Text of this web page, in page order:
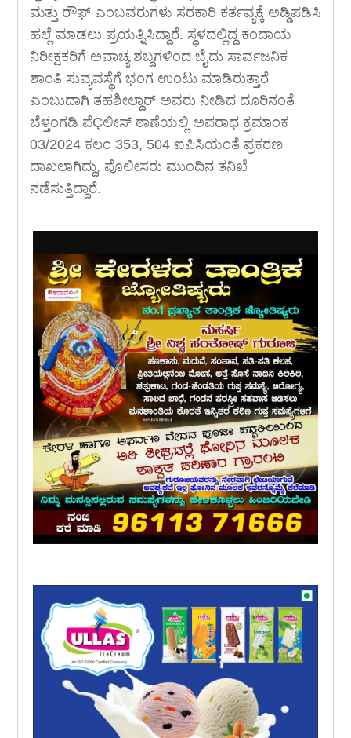
ಮತ್ತು ರೌಫ್ ಎಂಬವರುಗಳು ಸರಕಾರಿ ಕರ್ತವ್ಯಕ್ಕೆ ಅಡ್ಡಿಪಡಿಸಿ
ಹಲ್ಲೆ ಮಾಡಲು ಪ್ರಯತ್ನಿಸಿದ್ದಾರೆ. ಸ್ಥಳದಲ್ಲಿದ್ದ ಕಂದಾಯ
ನಿರೀಕ್ಷಕರಿಗೆ ಅವಾಚ್ಯ ಶಬ್ದಗಳಿಂದ ಬೈದು ಸಾರ್ವಜನಿಕ
ಶಾಂತಿ ಸುವ್ಯವಸ್ಥೆಗೆ ಭಂಗ ಉಂಟು ಮಾಡಿರುತ್ತಾರೆ
ಎಂಬುದಾಗಿ ತಹಶೀಲ್ದಾರ್ ಅವರು ನೀಡಿದ ದೂರಿನಂತೆ
ಬೆಳ್ತಂಗಡಿ ಪೆÇಲೀಸ್ ಠಾಣೆಯಲ್ಲಿ ಅಪರಾಧ ಕ್ರಮಾಂಕ
03/2024 ಕಲಂ 353, 504 ಐಪಿಸಿಯಂತೆ ಪ್ರಕರಣ
ದಾಖಲಾಗಿದ್ದು, ಪೊಲೀಸರು ಮುಂದಿನ ತನಿಖೆ
ನಡೆಸುತ್ತಿದ್ದಾರೆ.